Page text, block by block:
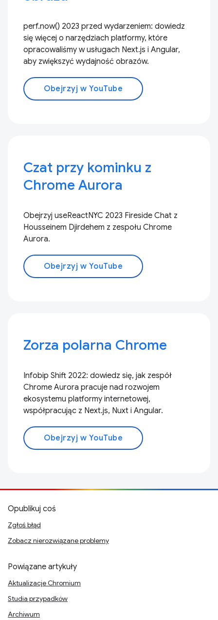
perf.now() 2023 przed wydarzeniem: dowiedz
się więcej o narzędziach platformy, które
opracowaliśmy w usługach Next.js i Angular,
aby zwiększyć wydajność obrazów.
Obejrzyj w YouTube
Czat przy kominku z
Chrome Aurora
Obejrzyj useReactNYC 2023 Fireside Chat z
Housseinem Djirdehem z zespołu Chrome
Aurora.
Obejrzyj w YouTube
Zorza polarna Chrome
Infobip Shift 2022: dowiedz się, jak zespół
Chrome Aurora pracuje nad rozwojem
ekosystemu platformy internetowej,
współpracując z Next.js, Nuxt i Angular.
Obejrzyj w YouTube
Opublikuj coś
Zgłoś błąd
Zobacz nierozwiązane problemy
Powiązane artykuły
Aktualizacje Chromium
Studia przypadków
Archiwum